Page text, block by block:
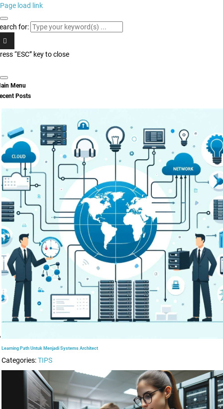
Page load link
for:
“ESC” key to close
Menu
Posts
Learning Path Untuk Menjadi Systems Architect
Categories:TIPS